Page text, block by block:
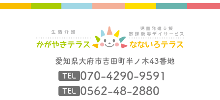
愛知県大府市吉田町半ノ木43番地
TEL 070-4290-9591
TEL 0562-48-2880